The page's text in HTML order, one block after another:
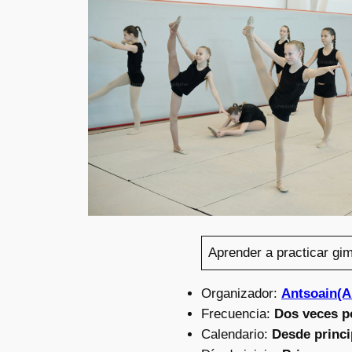
Aprender a practicar
Organizador:
Frecuencia: Dos veces
Calendario: Desde